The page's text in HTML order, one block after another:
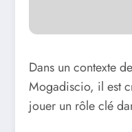
Dans un contexte
Mogadiscio, il est
jouer un rôle clé